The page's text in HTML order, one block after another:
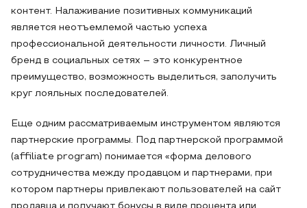
контент. Налаживание позитивных коммуникаций
является неотъемлемой частью успеха
профессиональной деятельности личности. Личный
бренд в социальных сетях – это конкурентное
преимущество, возможность выделиться, заполучить
круг лояльных последователей.
Еще одним рассматриваемым инструментом являются
партнерские программы. Под партнерской программой
(affiliate program) понимается «форма делового
сотрудничества между продавцом и партнерами, при
котором партнеры привлекают пользователей на сайт